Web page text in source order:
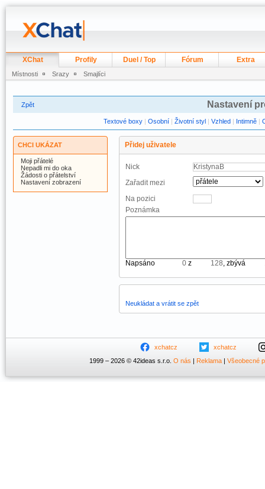
XChat Profily Duel / Top Fórum Extra
Místnosti Srazy Smajlíci
Zpět Nastavení
Textové boxy| Osobní| Životní styl| Vzhled| Intimně|
CHCI UKÁZAT
Moji přátelé
Nepadli mi do oka
Žádosti o přátelství
Nastavení zobrazení
Přidej uživatele
Nick
Zařadit mezi
Na pozici
Poznámka
Napsáno z , zbývá
Neukládat a vrátit se zpět
xchatcz
xchatcz
1999 – 2026 © 42ideas s.r.o. O nás | Reklama | Všeobecné